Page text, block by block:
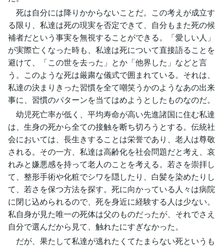
死は自分には降りかからないことだ。この考えが成立す
る限り、私達は死の現実を否定できて、自分もまた死の候
補者だという事実を無視することができる。「愛しい人」
が実際亡くなった時も、私達は死について直接語ることを
避けて、「この世を去った」とか「他界した」などと言
う。このような死は厳粛な儀式で囲まれている。それは、
私達の決まりきった習慣を全て嘲笑うかのようなあの出来
事に、習慣のパターンを当てはめようとしたものなのだ。
幼児死亡率が低く、平均寿命が高い先進諸国に住む私達
は、生身の死から全ての接触を断ち切ろうとする。伝統社
会においては、長生きすることは栄誉であり、老人は尊敬
される。その一方、私達は高齢化を社会問題だと考え、哀
れみと嫌悪感を持って老人のことを考える。若さを崇拝し
て、整形手術や化粧でシワを隠したり、白髪を染めたりし
て、若さを保つ方法を探す。死に向かっている人々は病院
に閉じ込められるので、死を身近に経験する人は少ない。
私自身が見た唯一の死体は父のものだったが、それでさえ
自分で選んだから見て、触れたにすぎなかった。
だが、果たして私達が逃れたくてたまらない死というも